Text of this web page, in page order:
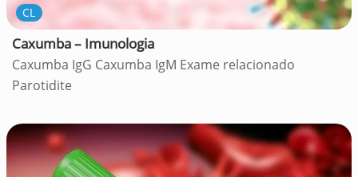
CL
Caxumba – Imunologia
Caxumba IgG Caxumba IgM Exame relacionado
Parotidite